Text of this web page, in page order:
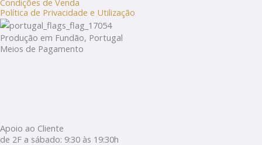
Condições de Venda
Política de Privacidade e Utilização
Produção em Fundão, Portugal
Meios de Pagamento
Apoio ao Cliente
de 2F a sábado: 9:30 às 19:30h